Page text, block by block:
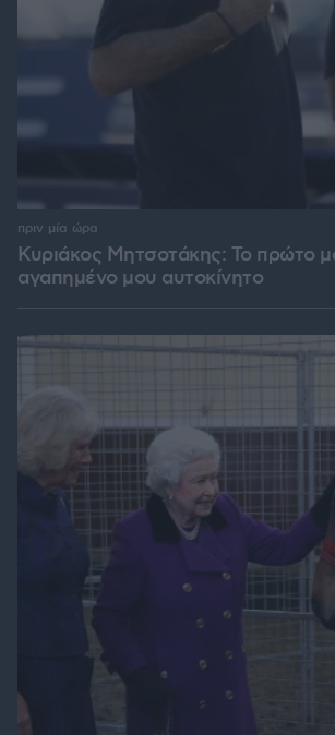
Κυριάκος Μητσοτάκης: Το πρώτο
αγαπημένο μου αυτοκίνητο
πριν μία ώρα